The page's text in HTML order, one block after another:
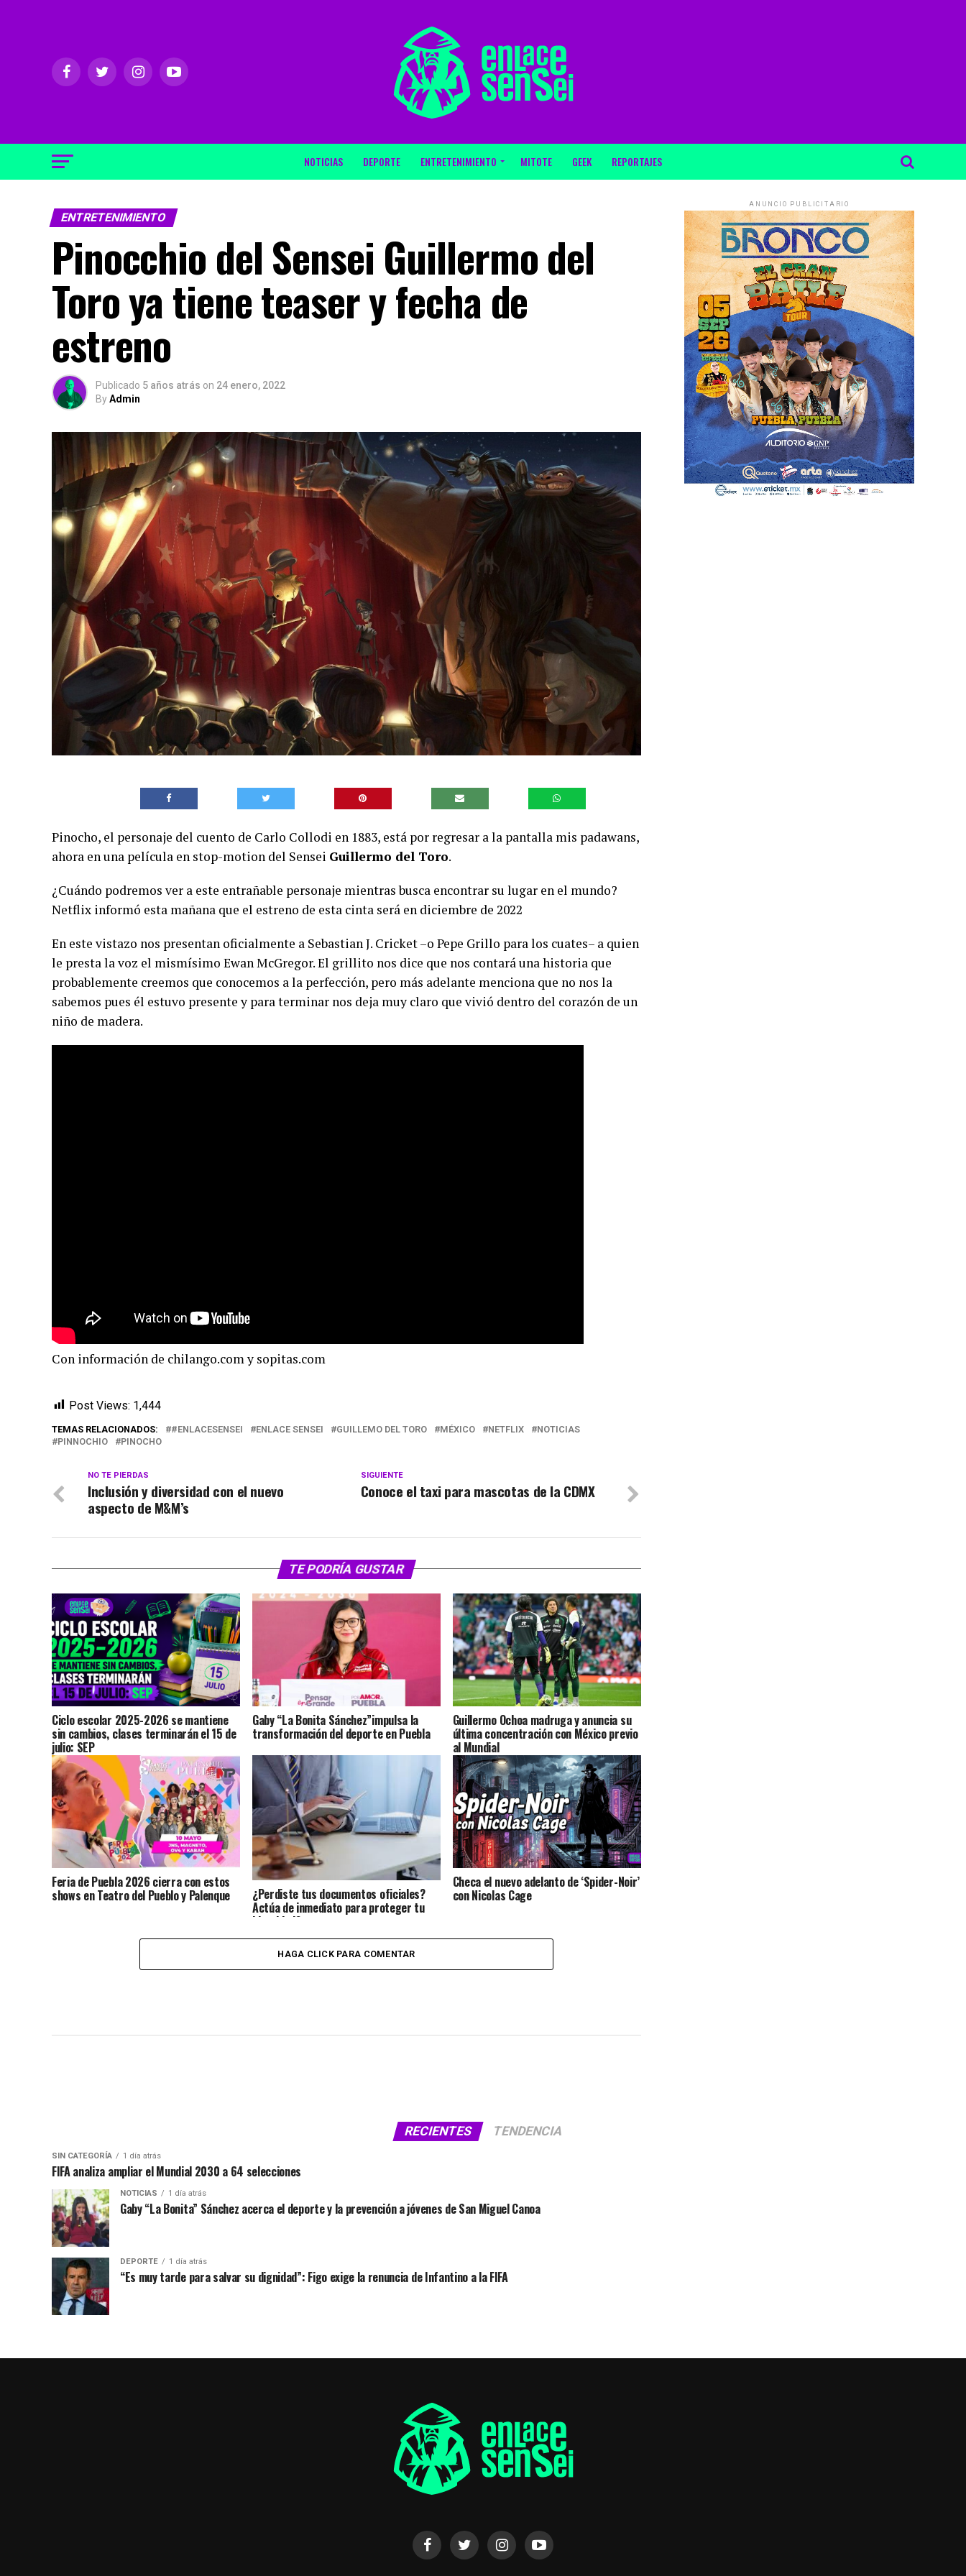
NOTICIAS DEPORTE ENTRETENIMIENTO MITOTE GEEK REPORTAJES
ENTRETENIMIENTO
Pinocchio del Sensei Guillermo del
Toro ya tiene teaser y fecha de
estreno
Publicado 5 años atrás on 24 enero, 2022
ByAdmin
Pinocho, el personaje del cuento de Carlo Collodi en 1883, está por regresar a la pantalla mis padawans,
ahora en una película en stop-motion del Sensei Guillermo del Toro.
¿Cuándo podremos ver a este entrañable personaje mientras busca encontrar su lugar en el mundo?
Netflix informó esta mañana que el estreno de esta cinta será en diciembre de 2022
En este vistazo nos presentan oficialmente a Sebastian J. Cricket –o Pepe Grillo para los cuates– a quien
le presta la voz el mismísimo Ewan McGregor. El grillito nos dice que nos contará una historia que
probablemente creemos que conocemos a la perfección, pero más adelante menciona que no nos la
sabemos pues él estuvo presente y para terminar nos deja muy claro que vivió dentro del corazón de un
niño de madera.
Con información de chilango.com y sopitas.com
Post Views: 1,444
TEMAS RELACIONADOS: #ENLACESENSEI ENLACE SENSEI GUILLEMO DEL TORO MÉXICO NETFLIX
NOTICIAS
PINNOCHIO
PINOCHO
SIGUIENTE
Conoce el taxi para mascotas de la CDMX
NO TE PIERDAS
Inclusión y diversidad con el nuevo
aspecto de M&M’s
TE PODRÍA GUSTAR
Ciclo escolar 2025-2026 se mantiene
sin cambios, clases terminarán el 15 de
julio: SEP
Gaby “La Bonita Sánchez”impulsa la
transformación del deporte en Puebla
Guillermo Ochoa madruga y anuncia su
última concentración con México previo
al Mundial
Feria de Puebla 2026 cierra con estos
shows en Teatro del Pueblo y Palenque ¿Perdiste tus documentos oficiales?
Actúa de inmediato para proteger tu
identidad?
Checa el nuevo adelanto de ‘Spider-Noir’
con Nicolas Cage
HAGA CLICK PARA COMENTAR
ANUNCIO PUBLICITARIO
RECIENTES TENDENCIA
SIN CATEGORÍA 1 día atrás
FIFA analiza ampliar el Mundial 2030 a 64 selecciones
NOTICIAS 1 día atrás
Gaby “La Bonita” Sánchez acerca el deporte y la prevención a jóvenes de San Miguel Canoa
DEPORTE 1 día atrás
“Es muy tarde para salvar su dignidad”: Figo exige la renuncia de Infantino a la FIFA